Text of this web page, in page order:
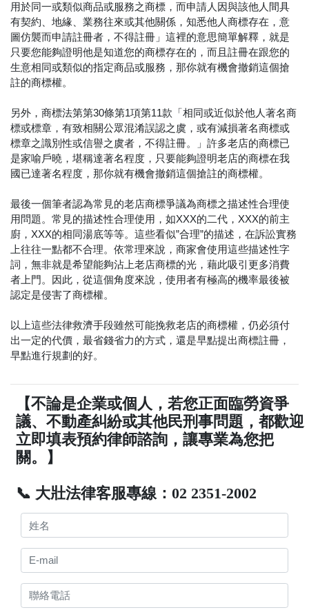
用於同一或類似商品或服務之商標，而申請人因與該他人間具
有契約、地緣、業務往來或其他關係，知悉他人商標存在，意
圖仿襲而申請註冊者，不得註冊」這裡的意思簡單解釋，就是
只要您能夠證明他是知道您的商標存在的，而且註冊在跟您的
生意相同或類似的指定商品或服務，那你就有機會撤銷這個搶
註的商標權。
另外，商標法第第30條第1項第11款「相同或近似於他人著名商
標或標章，有致相關公眾混淆誤認之虞，或有減損著名商標或
標章之識別性或信譽之虞者，不得註冊。」許多老店的商標已
是家喻戶曉，堪稱達著名程度，只要能夠證明老店的商標在我
國已達著名程度，那你就有機會撤銷這個搶註的商標權。
最後一個筆者認為常見的老店商標爭議為商標之描述性合理使
用問題。常見的描述性合理使用，如XXX的二代，XXX的前主
廚，XXX的相同湯底等等。這些看似”合理”的描述，在訴訟實務
上往往一點都不合理。依常理來說，商家會使用這些描述性字
詞，無非就是希望能夠沾上老店商標的光，藉此吸引更多消費
者上門。因此，從這個角度來說，使用者有極高的機率最後被
認定是侵害了商標權。
以上這些法律救濟手段雖然可能挽救老店的商標權，仍必須付
出一定的代價，最省錢省力的方式，還是早點提出商標註冊，
早點進行規劃的好。
【不論是企業或個人，若您正面臨勞資爭
議、不動產糾紛或其他民刑事問題，都歡迎
立即填表預約律師諮詢，讓專業為您把
關。】
📞 大壯法律客服專線：02 2351-2002